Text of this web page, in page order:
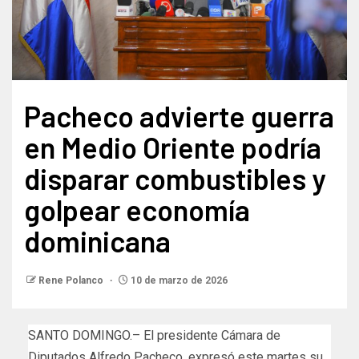
Pacheco advierte guerra
en Medio Oriente podría
disparar combustibles y
golpear economía
dominicana
Rene Polanco 10 de marzo de 2026
SANTO DOMINGO.– El presidente Cámara de